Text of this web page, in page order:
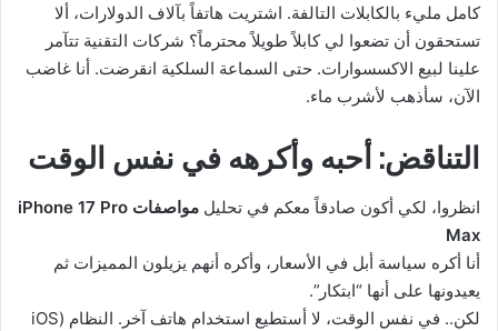
كامل مليء بالكابلات التالفة. اشتريت هاتفاً بآلاف الدولارات، ألا
تستحقون أن تضعوا لي كابلاً طويلاً محترماً؟ شركات التقنية تتآمر
علينا لبيع الاكسسوارات. حتى السماعة السلكية انقرضت. أنا غاضب
الآن، سأذهب لأشرب ماء.
التناقض: أحبه وأكرهه في نفس الوقت
انظروا، لكي أكون صادقاً معكم في تحليل
مواصفات iPhone 17 Pro
Max
أنا أكره سياسة أبل في الأسعار، وأكره أنهم يزيلون المميزات ثم
يعيدونها على أنها “ابتكار”.
لكن.. في نفس الوقت، لا أستطيع استخدام هاتف آخر. النظام (iOS